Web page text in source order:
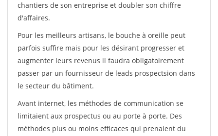
chantiers de son entreprise et doubler son chiffre
d'affaires.
Pour les meilleurs artisans, le bouche à oreille peut
parfois suffire mais pour les désirant progresser et
augmenter leurs revenus il faudra obligatoirement
passer par un fournisseur de leads prospectsion dans
le secteur du bâtiment.
Avant internet, les méthodes de communication se
limitaient aux prospectus ou au porte à porte. Des
méthodes plus ou moins efficaces qui prenaient du